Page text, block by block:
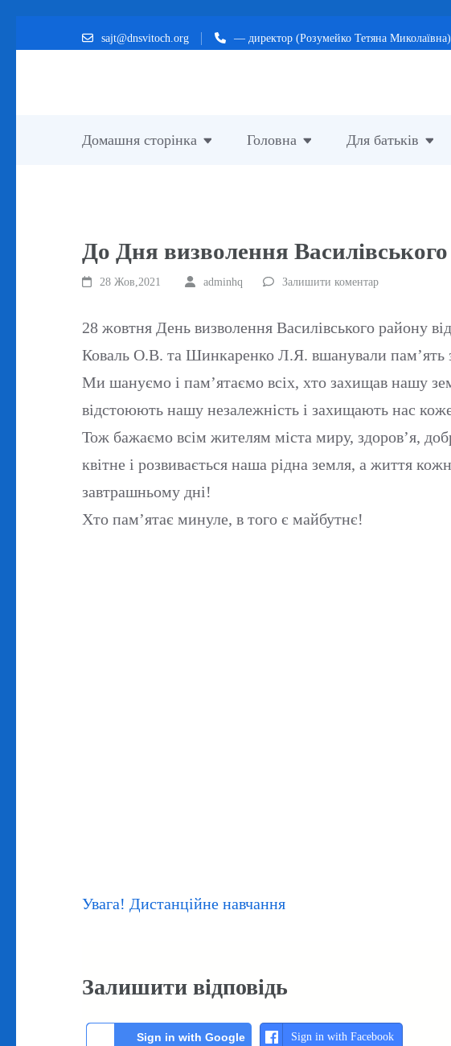
sajt@dnsvitoch.org — директор (Розумейко Тетяна Миколаївна)
Домашня сторінка Головна Для батьків
До Дня визволення
28 Жов,2021 adminhq Залишити коментар
28 жовтня День визволення Василівського району
Коваль О.В. та Шинкаренко Л.Я. вшанували пам’ять
Ми шануємо і пам’ятаємо всіх, хто захищав нашу
відстоюють нашу незалежність і захищають нас
Тож бажаємо всім жителям міста миру, здоров’я,
квітне і розвивається наша рідна земля, а життя
завтрашньому дні!
Хто пам’ятає минуле, в того є майбутнє!
Навігація
Увага! Дистанційне навчання
Залишити відповідь
Sign in with Google Sign in with Facebook